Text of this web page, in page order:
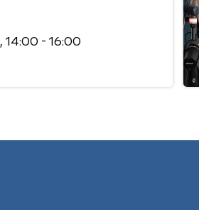
14:00 - 16:00